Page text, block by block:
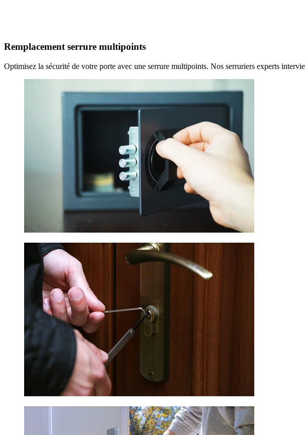
Remplacement serrure multipoints
Optimisez la sécurité de votre porte avec une serrure multipoints. Nos serruriers experts